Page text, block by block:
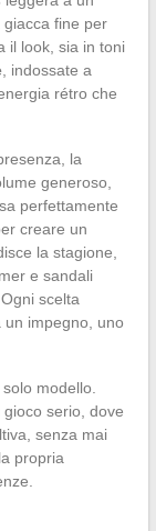
giacca fine per
il look, sia in toni
, indossate a
rétro che
la
generoso,
perfettamente
creare un
la stagione,
e sandali
scelta
un impegno, uno
modello.
serio, dove
senza mai
propria